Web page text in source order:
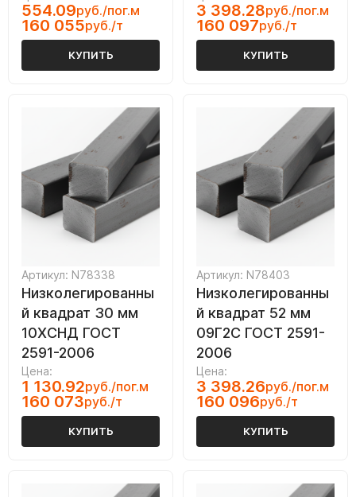
554.09руб./пог.м
160 055руб./т
КУПИТЬ
3 398.28руб./пог.м
160 097руб./т
КУПИТЬ
Артикул: N78338
Низколегированны
й квадрат 30 мм
10ХСНД ГОСТ
2591-2006
Цена:
1 130.92руб./пог.м
160 073руб./т
КУПИТЬ
Артикул: N78403
Низколегированны
й квадрат 52 мм
09Г2С ГОСТ 2591-
2006
Цена:
3 398.26руб./пог.м
160 096руб./т
КУПИТЬ